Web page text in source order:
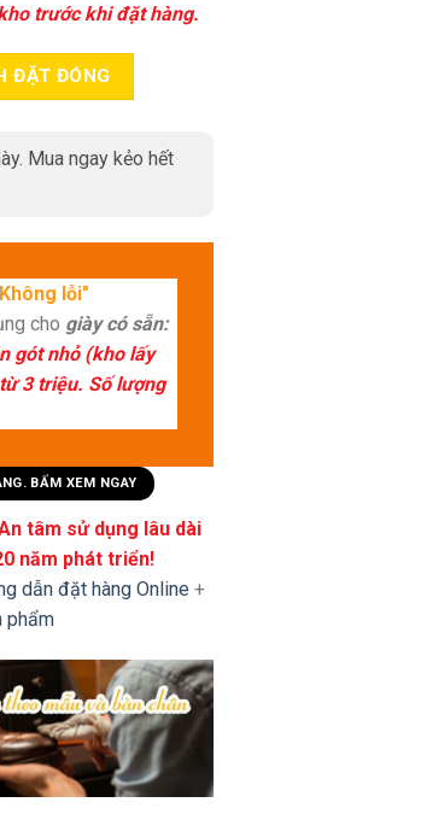
trước khi đặt hàng.
ĐẶT ĐÓNG
Mua ngay kẻo hết
lỗi"
cho giày có sẵn:
gót nhỏ (kho lấy
3 triệu. Số lượng
BẤM XEM NGAY
tâm sử dụng lâu dài
năm phát triển!
dẫn đặt hàng Online +
phẩm